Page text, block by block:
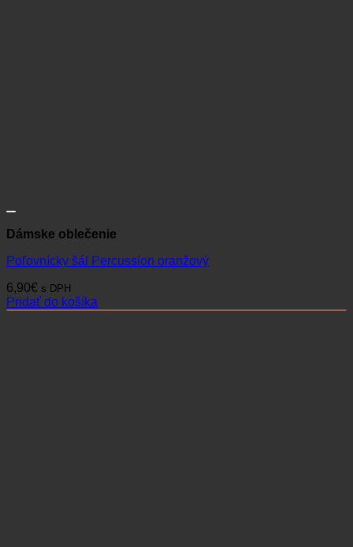
Dámske oblečenie
Poľovnícky šál Percussion oranžový
6,90€ s DPH
Pridať do košíka